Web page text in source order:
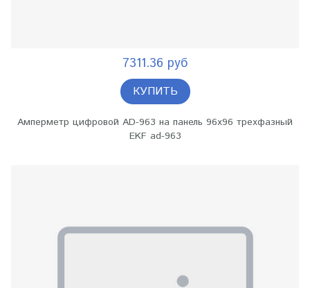
7311.36 руб
КУПИТЬ
Амперметр цифровой AD-963 на панель 96х96 трехфазный
EKF ad-963